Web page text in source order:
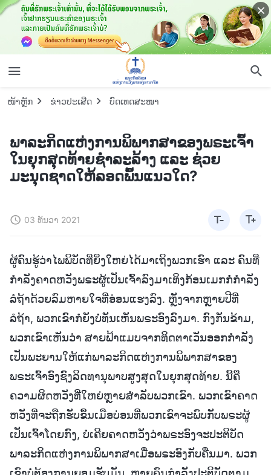
ໜ້າຫຼັກ ຂ່າວປະເສີດ ບົດເທດສະໜາ
ພາລະກິດແຫ່ງການພິພາກສາຂອງພຣະເຈົ້າ
ໃນຍຸກສຸດທ້າຍຊໍາລະລ້າງ ແລະ ຊ່ວຍ
ມະນຸດຊາດໃຫ້ລອດພົ້ນແນວໃດ?
03 ທັນວາ 2021
ຜູ້ຄົນຮູ້ວ່າໄພພິບັດທີ່ຍິ່ງໃຫຍ່ໄດ້ມາເຖິງພວກເຮົາ ແລະ ຄົນທີ່
ກຳລັງຄາດຫວັງພຣະຜູ້ເປັນເຈົ້າລົງມາເທິງກ້ອນເມກກໍ່ກຳລັງ
ລໍຖ້າດ້ວຍລົມຫາຍໃຈທີ່ອ່ອນແຮງລົງ. ຫຼັງຈາກຫຼາຍປີທີ່
ລໍຖ້າ, ພວກເຂົາກໍ່ຍັງບໍ່ທັນເຫັນພຣະອົງລົງມາ. ກົງກັນຂ້າມ,
ພວກເຂົາເຫັນວ່າ ສາຍຟ້າແມບຈາກທິດຕາເວັນອອກກຳລັງ
ເປັນພະຍານໃຫ້ແກ່ພາລະກິດແຫ່ງການພິພາກສາຂອງ
ພຣະເຈົ້າອົງຊົງລິດທານຸພາບສູງສຸດໃນຍຸກສຸດທ້າຍ. ນີ້ຄື
ຄວາມຜິດຫວັງທີ່ໃຫຍ່ຫຼາຍສຳລັບພວກເຂົາ. ພວກເຂົາຄາດ
ຫວັງທີ່ຈະຖືກຮັບຂຶ້ນເມືອບ່ອນທີ່ພວກເຂົາຈະພົບກັບພຣະຜູ້
ເປັນເຈົ້າໂດຍກົງ, ບໍ່ເຄີຍຄາດຫວັງວ່າພຣະອົງຈະປະຕິບັດ
ພາລະກິດແຫ່ງການພິພາກສາເມື່ອພຣະອົງກັບຄືນມາ. ພວກ